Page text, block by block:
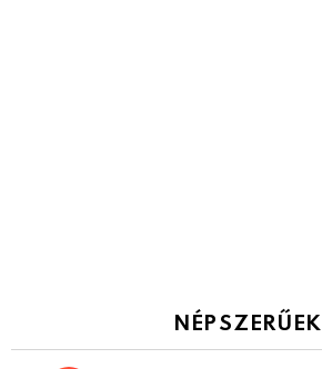
NÉPSZERŰEK